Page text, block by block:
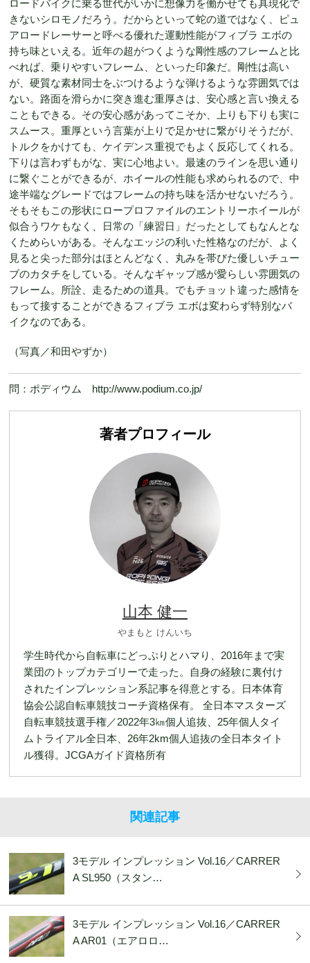
ロードバイクに乗る世代がいかに想像力を働かせても具現化で
きないシロモノだろう。だからといって蛇の道ではなく、ピュ
アロードレーサーと呼べる優れた運動性能がフィブラ エボの
持ち味といえる。近年の超がつくような剛性感のフレームと比
べれば、乗りやすいフレーム、といった印象だ。剛性は高い
が、硬質な素材同士をぶつけるような弾けるような雰囲気では
ない。路面を滑らかに突き進む重厚さは、安心感と言い換える
こともできる。その安心感があってこそか、上りも下りも実に
スムース。重厚という言葉が上りで足かせに繋がりそうだが、
トルクをかけても、ケイデンス重視でもよく反応してくれる。
下りは言わずもがな、実に心地よい。最速のラインを思い通り
に繋ぐことができるが、ホイールの性能も求められるので、中
途半端なグレードではフレームの持ち味を活かせないだろう。
そもそもこの形状にロープロファイルのエントリーホイールが
似合うワケもなく、日常の「練習日」だったとしてもなんとな
くためらいがある。そんなエッジの利いた性格なのだが、よく
見ると尖った部分はほとんどなく、丸みを帯びた優しいチュー
ブのカタチをしている。そんなギャップ感が愛らしい雰囲気の
フレーム。所詮、走るための道具。でもチョット違った感情を
もって接することができるフィブラ エボは変わらず特別なバ
イクなのである。
（写真／和田やずか）
問：ポディウム http://www.podium.co.jp/
著者プロフィール
山本 健一
やまもと けんいち
学生時代から自転車にどっぷりとハマり、2016年まで実
業団のトップカテゴリーで走った。自身の経験に裏付け
されたインプレッション系記事を得意とする。日本体育
協会公認自転車競技コーチ資格保有。 全日本マスターズ
自転車競技選手権／2022年3㎞個人追抜、25年個人タイ
ムトライアル全日本、26年2km個人追抜の全日本タイト
ル獲得。JCGAガイド資格所有
関連記事
3モデル インプレッション Vol.16／CARRER
A SL950（スタン…
3モデル インプレッション Vol.16／CARRER
A AR01（エアロロ…